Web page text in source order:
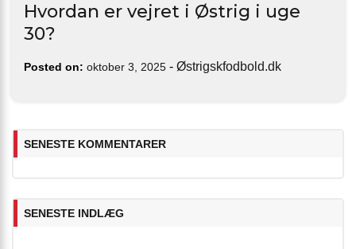
Hvordan er vejret i Østrig i uge
30?
Posted on: oktober 3, 2025 - Østrigskfodbold.dk
SENESTE KOMMENTARER
SENESTE INDLÆG